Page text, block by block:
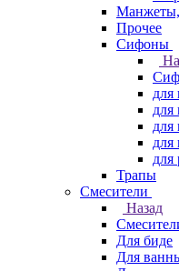
Манжеты,
Прочее
Сифоны
для
для
для
для
для
Трапы
Смесители
Назад
Для биде
Для